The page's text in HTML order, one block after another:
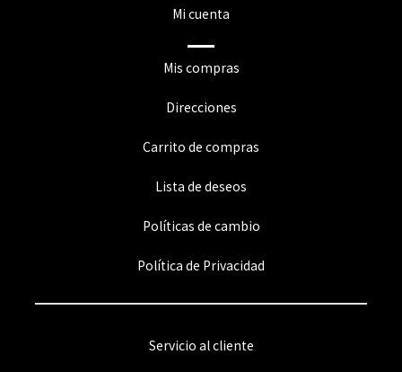
Mi cuenta
Mis compras
Direcciones
Carrito de compras
Lista de deseos
Políticas de cambio
Política de Privacidad
Servicio al cliente